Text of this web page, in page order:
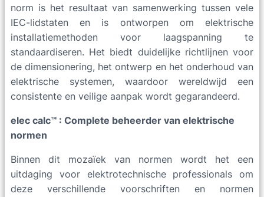
norm is het resultaat van samenwerking tussen vele
IEC-lidstaten en is ontworpen om elektrische
installatiemethoden voor laagspanning te
standaardiseren. Het biedt duidelijke richtlijnen voor
de dimensionering, het ontwerp en het onderhoud van
elektrische systemen, waardoor wereldwijd een
consistente en veilige aanpak wordt gegarandeerd.
elec calc™ : Complete beheerder van elektrische
normen
Binnen dit mozaïek van normen wordt het een
uitdaging voor elektrotechnische professionals om
deze verschillende voorschriften en normen